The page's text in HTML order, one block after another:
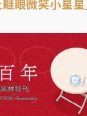
眼微笑小星